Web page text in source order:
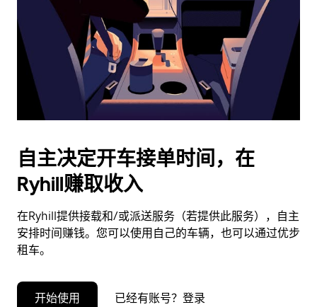
期。
按
退
闭
日
历。
自主决定开车接单时间，在
Ryhill赚取收入
在Ryhill提供接载和/或派送服务（若提供此服务），自主
安排时间赚钱。您可以使用自己的车辆，也可以通过优步
租车。
开始使用 已经有账号？登录